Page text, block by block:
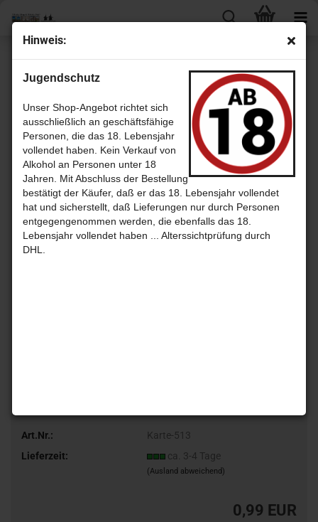
Hin­weis:
Jugendschutz
Unser Shop-Angebot richtet sich
ausschließlich an geschäftsfähige
Personen, die das 18. Lebensjahr
vollendet haben. Kein Verkauf von
Alkohol an Personen unter 18
Jahren. Mit Abschluss der Bestellung
bestätigt der Käufer, daß er das 18. Lebensjahr vollendet
hat und sicherstellt, daß Lieferungen nur durch Personen
entgegengenommen werden, die ebenfalls das 18.
Lebensjahr vollendet haben ... Alterssichtprüfung durch
DHL.
« Erster « zurück weiter »
Letzter »
16Artikel in dieser Kategorie
Scal­last­le Bay - Post­kar­te
Art.Nr.:
Karte-513
Lieferzeit:
ca. 3-4 Tage
(Ausland abweichend)
0,99 EUR